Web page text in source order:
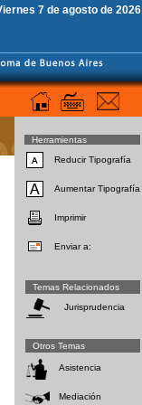
7 de agosto de 2026
Herramientas
Reducir Tipografía
Aumentar Tipografía
Imprimir
Enviar a:
Temas Relacionados
Jurisprudencia
Otros Temas
Asistencia
Mediación